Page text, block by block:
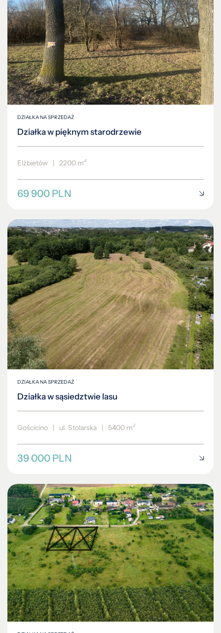
DZIAŁKA NA SPRZEDAŻ
Działka w pięknym starodrzewie
Elżbietów | 2200 m2
69 900 PLN
DZIAŁKA NA SPRZEDAŻ
Działka w sąsiedztwie lasu
Gościcino | ul. Stolarska | 5400 m2
39 000 PLN